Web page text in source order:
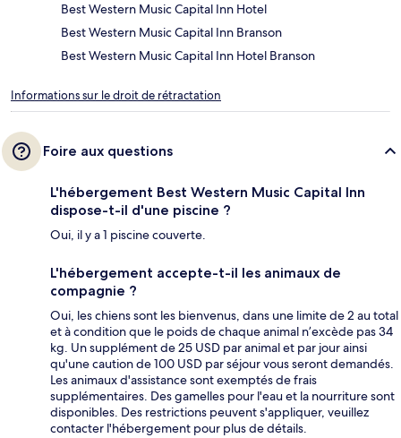
Best Western Music Capital Inn Hotel
Best Western Music Capital Inn Branson
Best Western Music Capital Inn Hotel Branson
Informations sur le droit de rétractation
Foire aux questions
L'hébergement Best Western Music Capital Inn
dispose-t-il d'une piscine ?
Oui, il y a 1 piscine couverte.
L'hébergement accepte-t-il les animaux de
compagnie ?
Oui, les chiens sont les bienvenus, dans une limite de 2 au total
et à condition que le poids de chaque animal n’excède pas 34
kg. Un supplément de 25 USD par animal et par jour ainsi
qu'une caution de 100 USD par séjour vous seront demandés.
Les animaux d'assistance sont exemptés de frais
supplémentaires. Des gamelles pour l'eau et la nourriture sont
disponibles. Des restrictions peuvent s'appliquer, veuillez
contacter l'hébergement pour plus de détails.